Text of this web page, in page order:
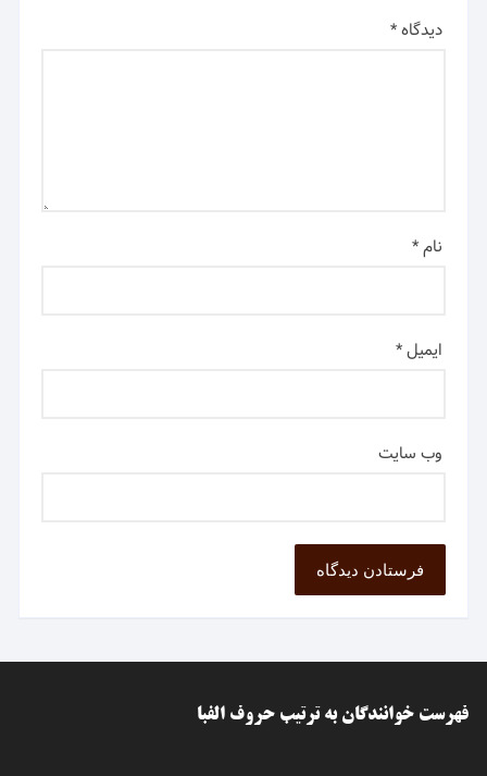
دیدگاه*
نام*
ایمیل*
وب‌ سایت
فهرست خوانندگان به ترتیب حروف الفبا